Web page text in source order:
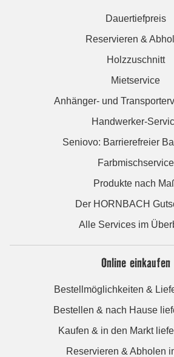
Dauertiefpreis
Reservieren &
Holzzuschnitt
Mietservice
Anhänger- und
Handwerker-
Seniovo: Barrierefreier
Farbmischservice
Produkte nach
Der HORNBACH
Alle Services im
Online einkaufen
Bestellmöglichkeiten &
Bestellen & nach Hause
Kaufen & in den Markt
Reservieren & Abholen